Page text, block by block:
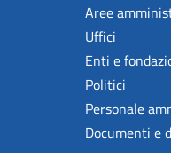
Aree
Uffici
Enti e
Politici
Personale
Documenti e